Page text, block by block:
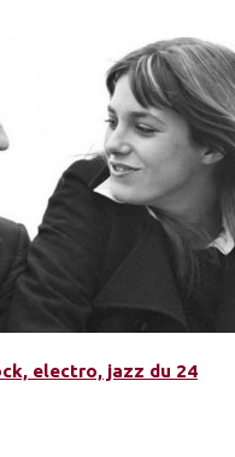
electro, jazz du 24